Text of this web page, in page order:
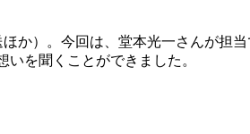
か）。今回は、堂本光一さんが担
いを聞くことができました。